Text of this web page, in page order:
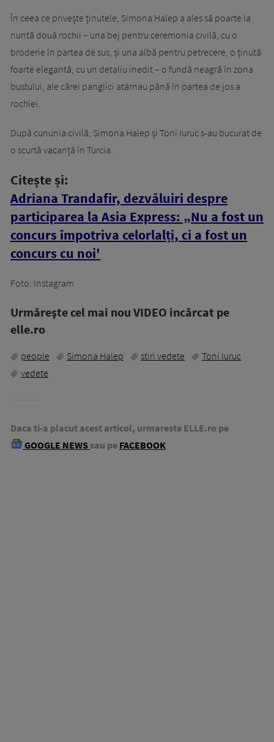
În ceea ce privește ținutele, Simona Halep a ales să poarte la
nuntă două rochii – una bej pentru ceremonia civilă, cu o
broderie în partea de sus, și una albă pentru petrecere, o ținută
foarte elegantă, cu un detaliu inedit – o fundă neagră în zona
bustului, ale cărei panglici atârnau până în partea de jos a
rochiei.
După cununia civilă, Simona Halep și Toni Iuruc s-au bucurat de
o scurtă vacanță în Turcia.
Citește și:
Adriana Trandafir, dezvăluiri despre
participarea la Asia Express: „Nu a fost un
concurs împotriva celorlalți, ci a fost un
concurs cu noi'
Foto: Instagram
Urmăreşte cel mai nou VIDEO incărcat pe
elle.ro
people Simona Halep stiri vedete
Toni Iuruc
vedete
Daca ti-a placut acest articol, urmareste ELLE.ro pe
GOOGLE NEWS sau pe FACEBOOK